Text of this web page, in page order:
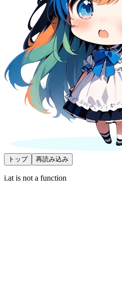
トップ 再読み込み
i.at is not a function